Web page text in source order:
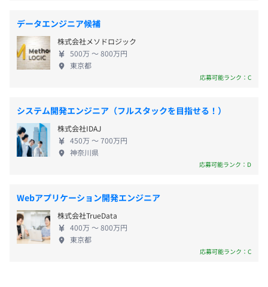
・年末年始休暇
・GW休暇
・夏季休暇
・慶弔休暇
・産前・産後休暇
・育児休暇
住宅手当：会社都合による赴任者が対象
オーダーメイドの受託開発事業も好調で、多くのお
客さまからご支持とご依頼をいただき、社会に貢献
しています。 <IT業界をリードしていく企業へ> 現在
拠点数は国内16拠点、海外3拠点、そして売上高は前
年度131％アップを含め13期連続成長を続けている当
続け、この業界をリードしていく企業へと成長して
いくこと。 そのために、社員の成長は会社に成長に
つながるという考えのもと、「良い会社をつくる、
社員が成長できる環境をつくる」という思いを実現
に磨き、お客さまの課題解決に貢献する企業になり
ます。 <> キャリアアップ制度として、学習サイトの
費用補助があります。皆さんの成長や学びたいという
意欲をサポートし、エンジニアとして適性・希望に
データエンジニア候補
株式会社メソドロジック
500万 〜 800万円
東京都
応募可能ランク：C
システム開発エンジニア（フルスタックを目指せる！）
株式会社IDAJ
450万 〜 700万円
神奈川県
応募可能ランク：D
Webアプリケーション開発エンジニア
株式会社TrueData
400万 〜 800万円
東京都
応募可能ランク：C